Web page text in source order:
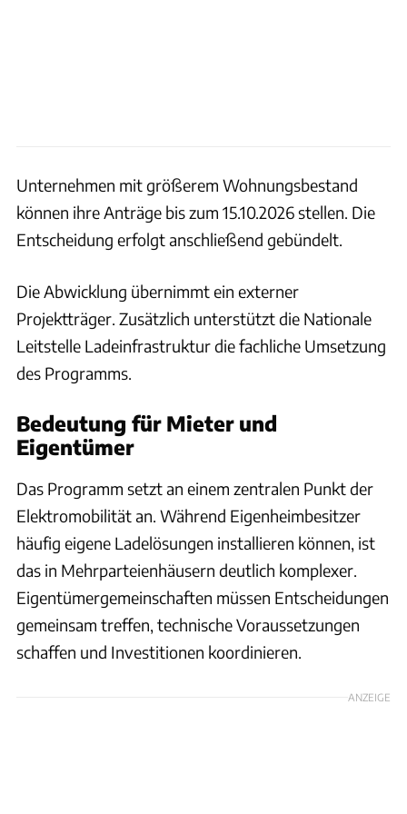
Unternehmen mit größerem Wohnungsbestand
können ihre Anträge bis zum 15.10.2026 stellen. Die
Entscheidung erfolgt anschließend gebündelt.
Die Abwicklung übernimmt ein externer
Projektträger. Zusätzlich unterstützt die Nationale
Leitstelle Ladeinfrastruktur die fachliche Umsetzung
des Programms.
Bedeutung für Mieter und
Eigentümer
Das Programm setzt an einem zentralen Punkt der
Elektromobilität an. Während Eigenheimbesitzer
häufig eigene Ladelösungen installieren können, ist
das in Mehrparteienhäusern deutlich komplexer.
Eigentümergemeinschaften müssen Entscheidungen
gemeinsam treffen, technische Voraussetzungen
schaffen und Investitionen koordinieren.
ANZEIGE